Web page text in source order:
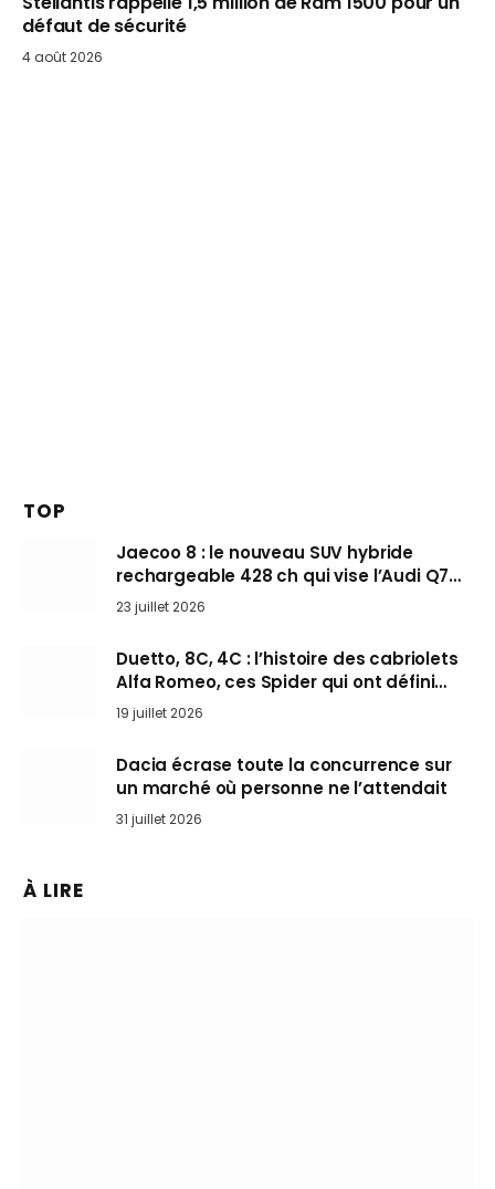
défaut de sécurité
4 août 2026
TOP
Jaecoo 8 : le nouveau SUV hybride
rechargeable 428 ch qui vise l’Audi Q7
arrive en Europe cet automne
23 juillet 2026
Duetto, 8C, 4C : l’histoire des cabriolets
Alfa Romeo, ces Spider qui ont défini
l’art de rouler cheveux au vent
19 juillet 2026
Dacia écrase toute la concurrence sur
un marché où personne ne l’attendait
31 juillet 2026
À LIRE